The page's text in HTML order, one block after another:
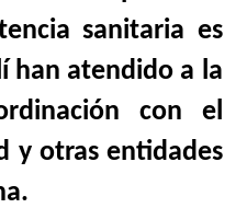
sanitaria es
han atendido a la
con el
y otras entidades